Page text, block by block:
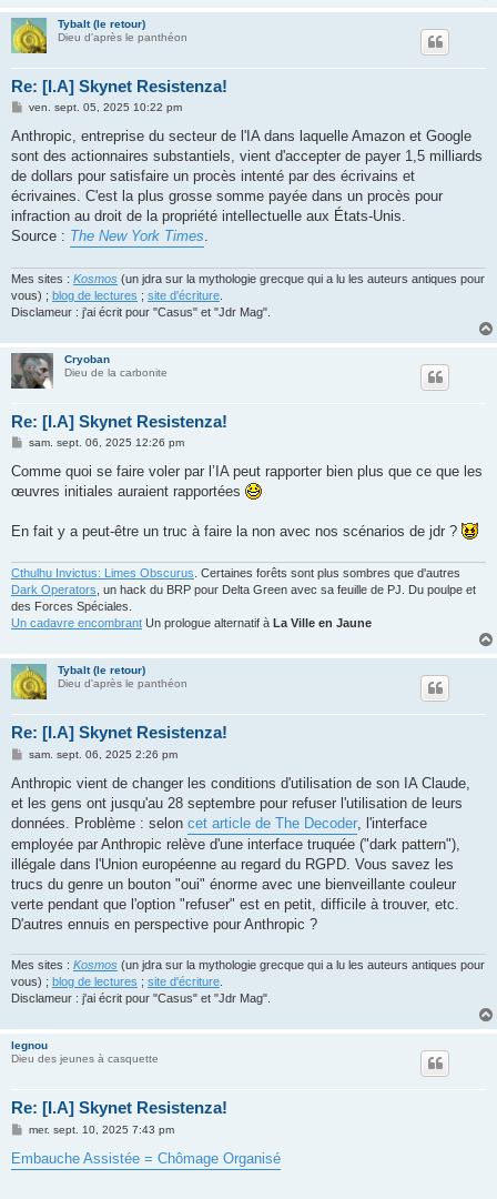
Tybalt (le retour)
Dieu d'après le panthéon
Re: [I.A] Skynet Resistenza!
M
s
a
g
ven. sept. 05, 2025 10:22 pm
Anthropic, entreprise du secteur de l'IA dans laquelle Amazon et Google
sont des actionnaires substantiels, vient d'accepter de payer 1,5 milliards
de dollars pour satisfaire un procès intenté par des écrivains et
écrivaines. C'est la plus grosse somme payée dans un procès pour
infraction au droit de la propriété intellectuelle aux États-Unis.
Source : The New York Times.
Mes sites : Kosmos (un jdra sur la mythologie grecque qui a lu les auteurs antiques pour
vous) ; blog de lectures ; site d'écriture
Disclameur : j'ai écrit pour "Casus" et "Jdr Mag".
Cryoban
Dieu de la carbonite
Re: [I.A] Skynet Resistenza!
M
s
a
sam. sept. 06, 2025 12:26 pm
Comme quoi se faire voler par l’IA peut rapporter bien plus que ce que les
œuvres initiales auraient rapportées
En fait y a peut-être un truc à faire la non avec nos scénarios de jdr ?
Cthulhu Invictus: Limes Obscurus . Certaines forêts sont plus sombres que d'autres
Dark Operators , un hack du BRP pour Delta Green avec sa feuille de PJ. Du poulpe et
des Forces Spéciales.
Un cadavre encombrant Un prologue alternatif à La Ville en Jaune
Tybalt (le retour)
Dieu d'après le panthéon
Re: [I.A] Skynet Resistenza!
M
s
a
g
sam. sept. 06, 2025 2:26 pm
Anthropic vient de changer les conditions d'utilisation de son IA Claude,
et les gens ont jusqu'au 28 septembre pour refuser l'utilisation de leurs
données. Problème : selon cet article de The Decoder , l'interface
employée par Anthropic relève d'une interface truquée ("dark pattern"),
illégale dans l'Union européenne au regard du RGPD. Vous savez les
trucs du genre un bouton "oui" énorme avec une bienveillante couleur
verte pendant que l'option "refuser" est en petit, difficile à trouver, etc.
D'autres ennuis en perspective pour Anthropic ?
Mes sites : Kosmos (un jdra sur la mythologie grecque qui a lu les auteurs antiques pour
vous) ; blog de lectures ; site d'écriture
Disclameur : j'ai écrit pour "Casus" et "Jdr Mag".
legnou
Dieu des jeunes à casquette
Re: [I.A] Skynet Resistenza!
M
s
s
mer. sept. 10, 2025 7:43 pm
Embauche Assistée = Chômage Organisé